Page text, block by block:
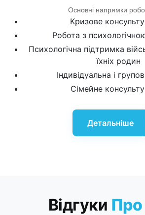
Основні напрямки
Кризове
Робота з
Психологічна підтримка
їхніх родин
Індивідуальна і
Сімейне
Детальніше
Відгуки Про